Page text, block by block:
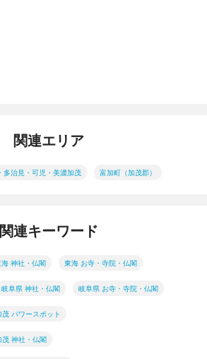
関連エリア
多治見・可児・美濃加茂 富加町（加茂郡）
関連キーワード
神社・仏閣 東海 お寺・寺院・仏閣
岐阜県 神社・仏閣 岐阜県 お寺・寺院・仏閣
パワースポット
神社・仏閣